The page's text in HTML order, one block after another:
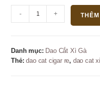
cắt
số
lượng
- +
Danh mục: Dao Cắt Xì Gà
Thẻ:dao cat cigar re, dao cat